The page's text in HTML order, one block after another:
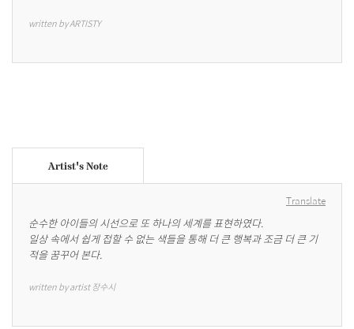
written by ARTISTY
Artist's Note
Translate
순수한 아이들의 시선으로 또 하나의 세계를 표현하였다.
일상 속에서 쉽게 접할 수 없는 색들을 통해 더 큰 행복과 조금 더 큰 기
적을 꿈꾸어 본다.
written by artist 장수시